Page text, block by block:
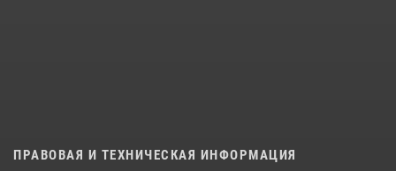
ПРАВОВАЯ И ТЕХНИЧЕСКАЯ ИНФОРМАЦИЯ